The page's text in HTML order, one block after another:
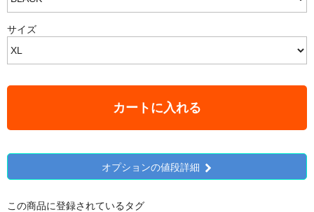
サイズ
カートに入れる
オプションの値段詳細
この商品に登録されているタグ